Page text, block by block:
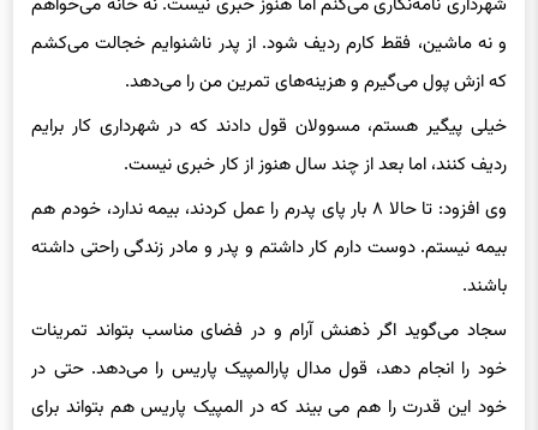
و نه ماشین، فقط کارم ردیف شود. از پدر ناشنوایم خجالت می‌کشم
که ازش پول می‌گیرم و هزینه‌های تمرین من را می‌دهد.
خیلی پیگیر هستم،مسوولان قول دادند که در شهرداری کار برایم
ردیف کنند، اما بعد از چند سال هنوز ‌از کار خبری نیست.
وی افزود: تا حالا ۸ بار پای پدرم را عمل کردند، بیمه ندارد، خودم هم
بیمه نیستم. دوست دارم کار داشتم و پدر و مادر زندگی راحتی داشته
باشند.
سجاد می‌گوید اگر ذهنش آرام و در فضای مناسب بتواند تمرینات
خود را انجام دهد، قول مدال پارالمپیک پاریس را می‌دهد. حتی در
خود این قدرت را هم می بیند که در المپیک پاریس هم بتواند برای